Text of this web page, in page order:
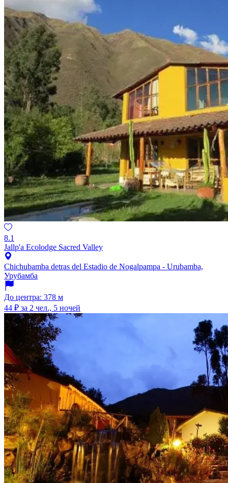
8.1
Jallp'a Ecolodge Sacred Valley
Chichubamba detras del Estadio de Nogalpampa - Urubamba,
Урубамба
До центра: 378 м
44 ₽ за 2 чел., 5 ночей